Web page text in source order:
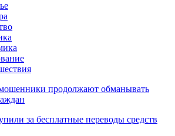
продолжают обманывать
за бесплатные переводы средств